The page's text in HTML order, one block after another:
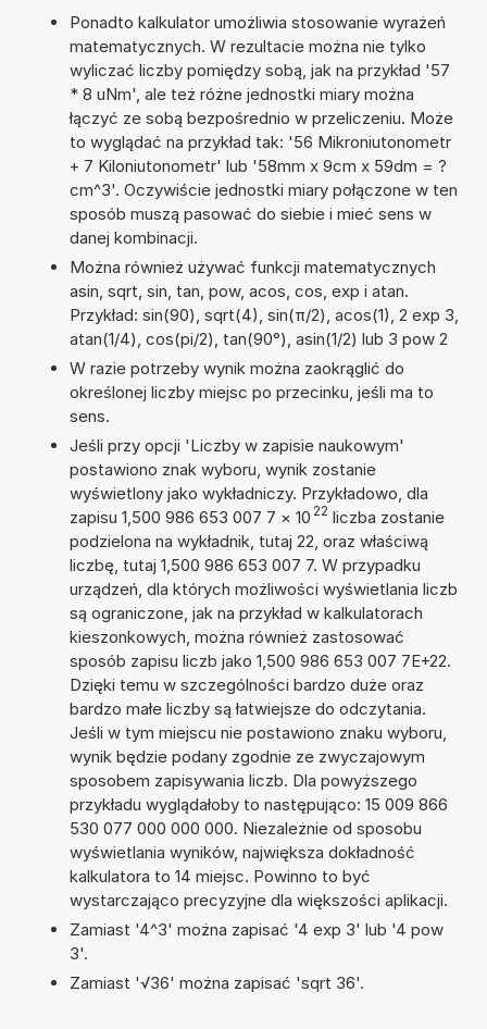
Ponadto kalkulator umożliwia stosowanie wyrażeń
matematycznych. W rezultacie można nie tylko
wyliczać liczby pomiędzy sobą, jak na przykład '57
* 8 uNm', ale też różne jednostki miary można
łączyć ze sobą bezpośrednio w przeliczeniu. Może
to wyglądać na przykład tak: '56 Mikroniutonometr
+ 7 Kiloniutonometr' lub '58mm x 9cm x 59dm = ?
cm^3'. Oczywiście jednostki miary połączone w ten
sposób muszą pasować do siebie i mieć sens w
danej kombinacji.
Można również używać funkcji matematycznych
asin, sqrt, sin, tan, pow, acos, cos, exp i atan.
Przykład: sin(90), sqrt(4), sin(π/2), acos(1), 2 exp 3,
atan(1/4), cos(pi/2), tan(90°), asin(1/2) lub 3 pow 2
W razie potrzeby wynik można zaokrąglić do
określonej liczby miejsc po przecinku, jeśli ma to
sens.
Jeśli przy opcji 'Liczby w zapisie naukowym'
postawiono znak wyboru, wynik zostanie
wyświetlony jako wykładniczy. Przykładowo, dla
zapisu 1,500 986 653 007 7 × 10 22 liczba zostanie
podzielona na wykładnik, tutaj 22, oraz właściwą
liczbę, tutaj 1,500 986 653 007 7. W przypadku
urządzeń, dla których możliwości wyświetlania liczb
są ograniczone, jak na przykład w kalkulatorach
kieszonkowych, można również zastosować
sposób zapisu liczb jako 1,500 986 653 007 7E+22.
Dzięki temu w szczególności bardzo duże oraz
bardzo małe liczby są łatwiejsze do odczytania.
Jeśli w tym miejscu nie postawiono znaku wyboru,
wynik będzie podany zgodnie ze zwyczajowym
sposobem zapisywania liczb. Dla powyższego
przykładu wyglądałoby to następująco: 15 009 866
530 077 000 000 000. Niezależnie od sposobu
wyświetlania wyników, największa dokładność
kalkulatora to 14 miejsc. Powinno to być
wystarczająco precyzyjne dla większości aplikacji.
Zamiast '4^3' można zapisać '4 exp 3' lub '4 pow
3'.
Zamiast '√36' można zapisać 'sqrt 36'.